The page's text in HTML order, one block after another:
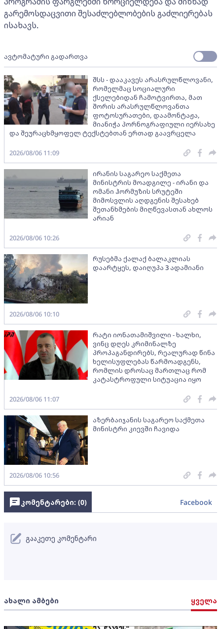
გარემოსდაცვითი შესაძლებლობების გაძლიერებას
ისახავს.
ავტომატური გადართვა
შსს - დააკავეს არასრულწლოვანი,
რომელმაც სოციალური
ქსელებიდან ჩამოტვირთა, მათ
შორის არასრულწლოვანთა
ფოტოსურათები, დაამონტაჟა,
მიანიჭა პორნოგრაფიული იერსახე
და შეურაცხმყოფელ ტექსტებთან ერთად გაავრცელა
2026/08/06 11:09
ირანის საგარეო საქმეთა
მინისტრის მოადგილე - ირანი და
ომანი ჰორმუზის სრუტეში
მიმოსვლის აღდგენის შესახებ
შეთანხმების მიღწევასთან ახლოს
არიან
2026/08/06 10:26
რუსებმა ქალაქ ბალაკლიას
დაარტყეს, დაიღუპა 3 ადამიანი
2026/08/06 10:10
რატი იონათამიშვილი - ხალხი,
ვინც დღეს კრიმინალზე
პროპაგანდირებს, რეალურად წინა
ხელისუფლებას წარმოადგენს,
რომლის დროსაც მართლაც რომ
კატასტროფული სიტუაცია იყო
2026/08/06 11:07
აზერბაიჯანის საგარეო საქმეთა
მინისტრი კიევში ჩავიდა
2026/08/06 10:56
ახალი ამბები ყველა
კომენტარები: (0) Facebook
გააკეთე კომენტარი